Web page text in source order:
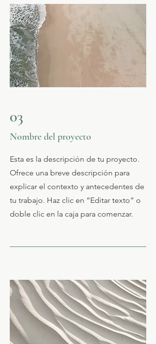
03
Nombre del proyecto
Esta es la descripción de tu proyecto.
Ofrece una breve descripción para
explicar el contexto y antecedentes de
tu trabajo. Haz clic en “Editar texto” o
doble clic en la caja para comenzar.